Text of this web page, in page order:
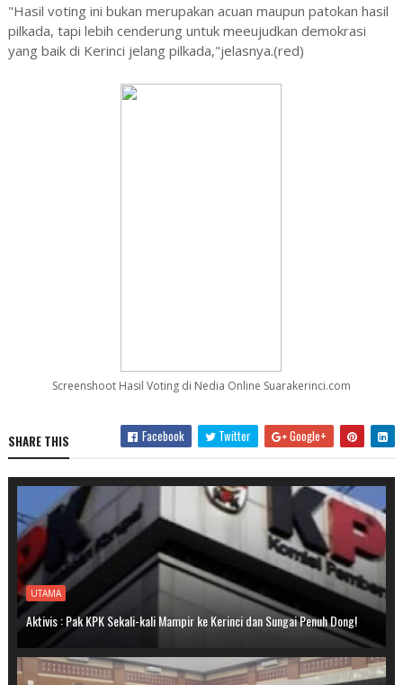
"Hasil voting ini bukan merupakan acuan maupun patokan hasil
pilkada, tapi lebih cenderung untuk meeujudkan demokrasi
yang baik di Kerinci jelang pilkada,"jelasnya.(red)
Screenshoot Hasil Voting di Nedia Online Suarakerinci.com
SHARE THIS Facebook Twitter Google+
UTAMA
Aktivis : Pak KPK Sekali-kali Mampir ke Kerinci dan Sungai Penuh Dong!